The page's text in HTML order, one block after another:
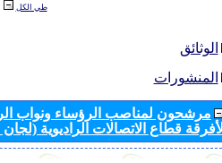
طي الكل
الوثائق
المنشورات
مرشحون لمناصب الرؤساء ونواب
قطاع الاتصالات الراديوية